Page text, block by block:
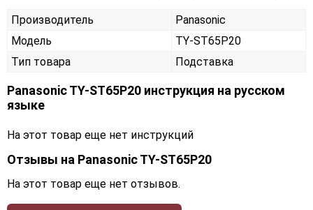
Производитель
Panasonic
Модель
TY-ST65P20
Тип товара
Подставка
Panasonic TY-ST65P20 инструкция на русском
языке
На этот товар еще нет инструкций
Отзывы на Panasonic TY-ST65P20
На этот товар еще нет отзывов.